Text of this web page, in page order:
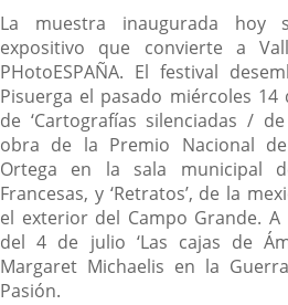
La muestra inaugurada hoy
expositivo que convierte a
PHotoESPAÑA. El festival
Pisuerga el pasado miércoles
de ‘Cartografías silenciadas /
obra de la Premio Nacional
Ortega en la sala municipal
Francesas, y ‘Retratos’, de la
el exterior del Campo Grande.
del 4 de julio ‘Las cajas de
Margaret Michaelis en la
Pasión.